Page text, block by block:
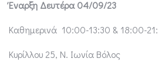
Έναρξη Δευτέρα 04/09/23
Καθημερινά 10:00-13:30 & 18:00-
Κυρίλλου 25, Ν. Ιωνία Βόλος